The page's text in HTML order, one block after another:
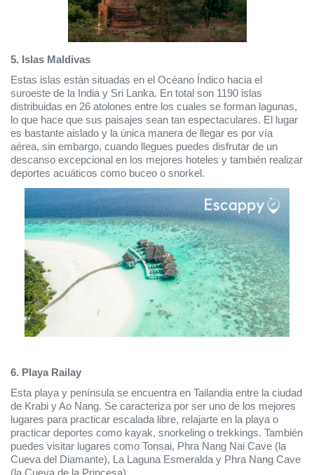
5. Islas Maldivas
Estas islas están situadas en el Océano Índico hacia el
suroeste de la India y Sri Lanka. En total son 1190 islas
distribuidas en 26 atolones entre los cuales se forman lagunas,
lo que hace que sus paisajes sean tan espectaculares. El lugar
es bastante aislado y la única manera de llegar es por vía
aérea, sin embargo, cuando llegues puedes disfrutar de un
descanso excepcional en los mejores hoteles y también realizar
deportes acuáticos como buceo o snorkel.
6. Playa Railay
Esta playa y península se encuentra en Tailandia entre la ciudad
de Krabi y Ao Nang. Se caracteriza por ser uno de los mejores
lugares para practicar escalada libre, relajarte en la playa o
practicar deportes como kayak, snorkeling o trekkings. También
puedes visitar lugares como Tonsai, Phra Nang Nai Cave (la
Cueva del Diamante), La Laguna Esmeralda y Phra Nang Cave